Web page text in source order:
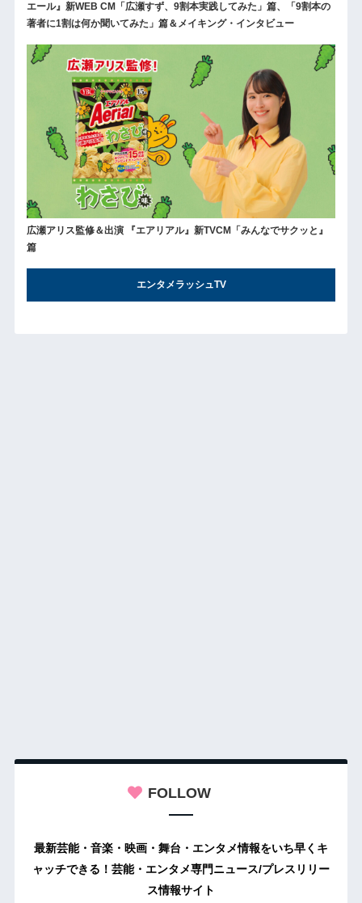
エール』新WEB CM「広瀬すず、9割本実践してみた」篇、「9割本の
著者に1割は何か聞いてみた」篇＆メイキング・インタビュー
広瀬アリス監修＆出演 『エアリアル』新TVCM「みんなでサクッと』
篇
エンタメラッシュTV
FOLLOW
最新芸能・音楽・映画・舞台・エンタメ情報をいち早くキ
ャッチできる！芸能・エンタメ専門ニュース/プレスリリー
ス情報サイト